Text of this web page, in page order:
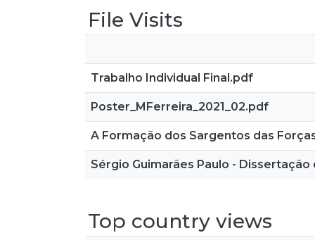
File Visits
Trabalho Individual Final.pdf
Poster_MFerreira_2021_02.pdf
A Formação dos Sargentos das
Sérgio Guimarães Paulo -
Top country views